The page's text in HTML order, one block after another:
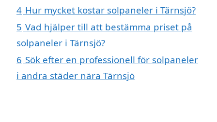
4 Hur mycket kostar solpaneler i Tärnsjö?
5 Vad hjälper till att bestämma priset på
solpaneler i Tärnsjö?
6 Sök efter en professionell för solpaneler
i andra städer nära Tärnsjö